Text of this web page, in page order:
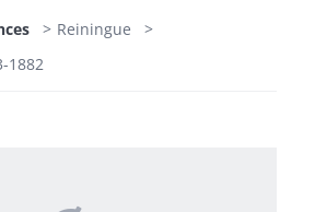
Reiningue
1882